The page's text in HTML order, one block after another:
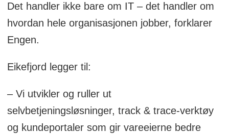
Det handler ikke bare om IT – det handler om
hvordan hele organisasjonen jobber, forklarer
Engen.
Eikefjord legger til:
– Vi utvikler og ruller ut
selvbetjeningsløsninger, track & trace-verktøy
og kundeportaler som gir vareeierne bedre